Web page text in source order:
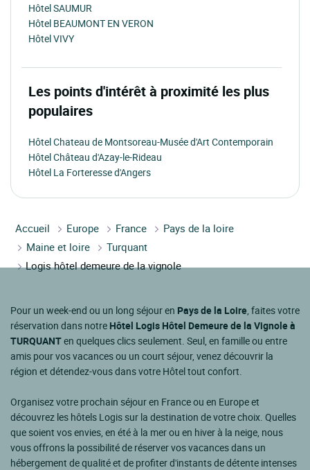
Hôtel SAUMUR
Hôtel BEAUMONT EN VERON
Hôtel VIVY
Les points d'intérêt à proximité les plus
populaires
Hôtel Chateau de Montsoreau-Musée d'Art Contemporain
Hôtel Château d'Azay-le-Rideau
Hôtel La Forteresse d'Angers
Accueil Europe France
Pays de la loire
Maine et loire
Turquant
Logis hôtel demeure de la vignole
Pour un week-end ou un long séjour en Pays de la Loire , faites votre
réservation dans notre Hôtel Logis Hôtel Demeure de la Vignole à
TURQUANTen quelques clics seulement. Seul, en famille ou entre
amis pour vos vacances ou un court séjour, venez découvrir la
région et détendez-vous dans votre Hôtel tout confort.
Organisez votre prochain séjour en France ou en Europe et
découvrez les hôtels Logis sur la destination de votre choix. Quelles
que soient vos envies, en été à la mer ou en hiver à la neige, nous
vous offrons la possibilité de réserver vos vacances dans un
hébergement de qualité et de profiter d'instants de détente intenses